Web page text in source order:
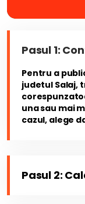
Pasul 1:
Pentru a
judetul Salaj,
una sau mai
cazul, alege
Pasul 2: